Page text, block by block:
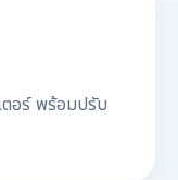
อร์ พร้อมปรับ